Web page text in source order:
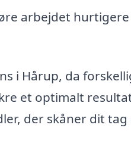
arbejdet hurtigere
i Hårup, da
et optimalt
der skåner dit tag